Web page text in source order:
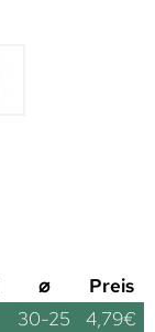
⌀
Preis
30-25 4,79€